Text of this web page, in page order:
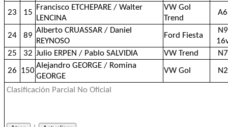
23
15
Francisco ETCHEPARE / Walter
LENCINA
VW Gol
Trend
A6
24 89
Alberto CRUASSAR / Daniel
REYNOSO
Ford Fiesta
N9
25
32 Julio ERPEN / Pablo SALVIDIA VW Trend
N7
26 150
Alejandro GEORGE / Romina
GEORGE
VW Gol N2
Clasificación Parcial No Oficial